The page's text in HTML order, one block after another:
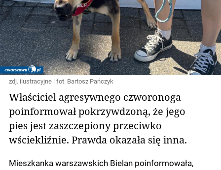
zdj. ilustracyjne | fot. Bartosz Pańczyk
Właściciel agresywnego czworonoga
poinformował pokrzywdzoną, że jego
pies jest zaszczepiony przeciwko
wściekliźnie. Prawda okazała się inna.
Mieszkanka warszawskich Bielan poinformowała,